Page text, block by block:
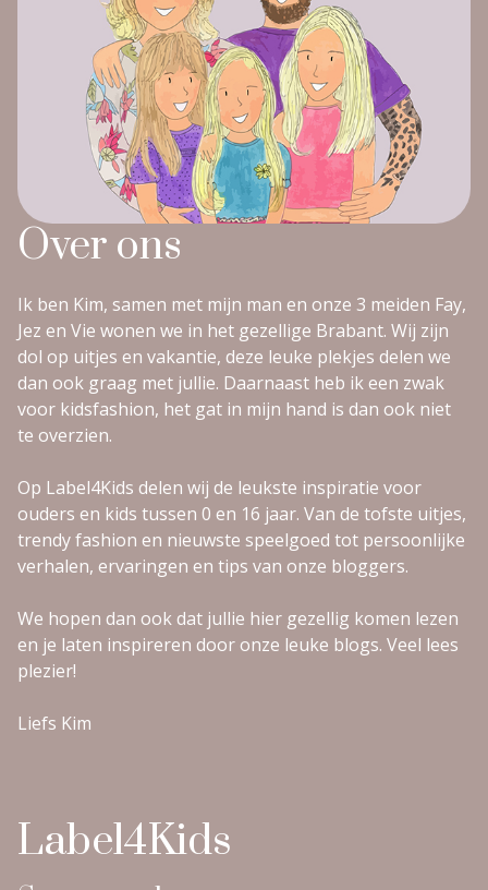
Over ons
Ik ben Kim, samen met mijn man en onze 3 meiden Fay,
Jez en Vie wonen we in het gezellige Brabant. Wij zijn
dol op uitjes en vakantie, deze leuke plekjes delen we
dan ook graag met jullie. Daarnaast heb ik een zwak
voor kidsfashion, het gat in mijn hand is dan ook niet
te overzien.
Op Label4Kids delen wij de leukste inspiratie voor
ouders en kids tussen 0 en 16 jaar. Van de tofste uitjes,
trendy fashion en nieuwste speelgoed tot persoonlijke
verhalen, ervaringen en tips van onze bloggers.
We hopen dan ook dat jullie hier gezellig komen lezen
en je laten inspireren door onze leuke blogs. Veel lees
plezier!
Liefs Kim
Label4Kids